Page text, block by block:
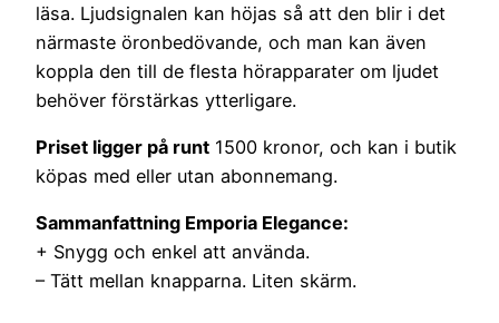
läsa. Ljudsignalen kan höjas så att den blir i det
närmaste öronbedövande, och man kan även
koppla den till de flesta hörapparater om ljudet
behöver förstärkas ytterligare.
Priset ligger på runt 1500 kronor, och kan i butik
köpas med eller utan abonnemang.
Sammanfattning Emporia Elegance:
+ Snygg och enkel att använda.
– Tätt mellan knapparna. Liten skärm.